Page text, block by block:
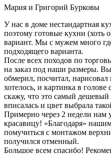
Мария и Григорий Бурковы
У нас в доме нестандартная
поэтому готовые кухни
вариант. Мы с мужем много
подходящего варианта.
После всех походов по
на заказ под наши размеры.
обмерил, посчитал,
хотелось, и картинка в
скажу, что это самый дешевый
вписалась и цвет выбрала
Примерно через 2 недели
красавицу! «Благодаря»
помучиться с монтажом
получился отменный.
Большое всем спасибо!